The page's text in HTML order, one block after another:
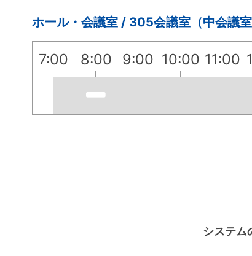
ホール・会議室 / 305会議室（中会議室
7:00 8:00 9:00 10:00 11:00
システム